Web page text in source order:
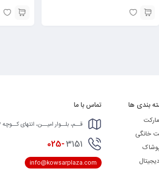
بندی ها
خانگی
تماس با ما
قــم، بلــوار امیــن، انتهای کــوچه 47
025-3151
info@kowsarplaza.com